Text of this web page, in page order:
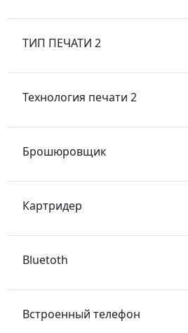
ТИП ПЕЧАТИ 2
Технология печати 2
Брошюровщик
Картридер
Bluetoth
Встроенный телефон